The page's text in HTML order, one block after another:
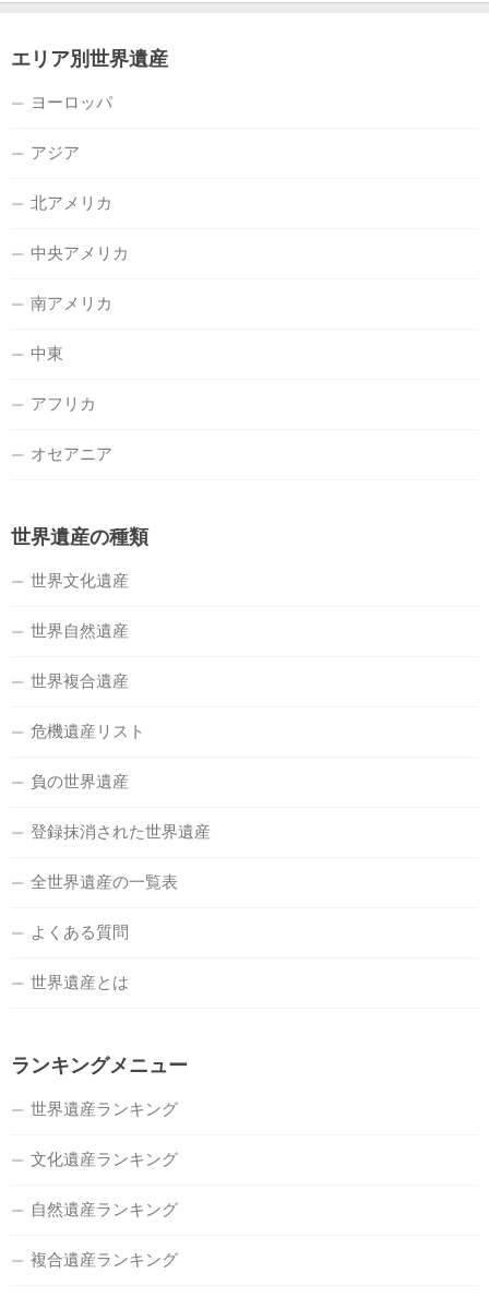
エリア別世界遺産
ヨーロッパ
アジア
北アメリカ
中央アメリカ
南アメリカ
中東
アフリカ
オセアニア
世界遺産の種類
世界文化遺産
世界自然遺産
世界複合遺産
危機遺産リスト
負の世界遺産
登録抹消された世界遺産
全世界遺産の一覧表
よくある質問
世界遺産とは
ランキングメニュー
世界遺産ランキング
文化遺産ランキング
自然遺産ランキング
複合遺産ランキング